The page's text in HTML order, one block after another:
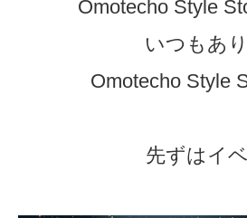
Omotecho Style
いつもあ
Omotecho Style
先ずはイ